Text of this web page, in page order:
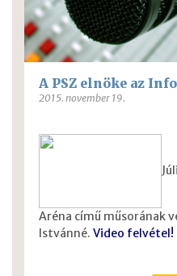
A PSZ elnöke az
2015. november 19.
Aréna című műsorának
Istvánné. Video felvétel!